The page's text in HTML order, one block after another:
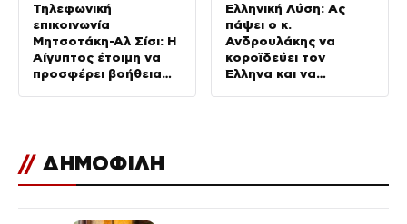
Τηλεφωνική
επικοινωνία
Μητσοτάκη-Αλ Σίσι: Η
Αίγυπτος έτοιμη να
προσφέρει βοήθεια
Ελληνική Λύση: Ας
πάψει ο κ.
Ανδρουλάκης να
κοροϊδεύει τον
Έλληνα και να
// ΔΗΜΟΦΙΛΗ